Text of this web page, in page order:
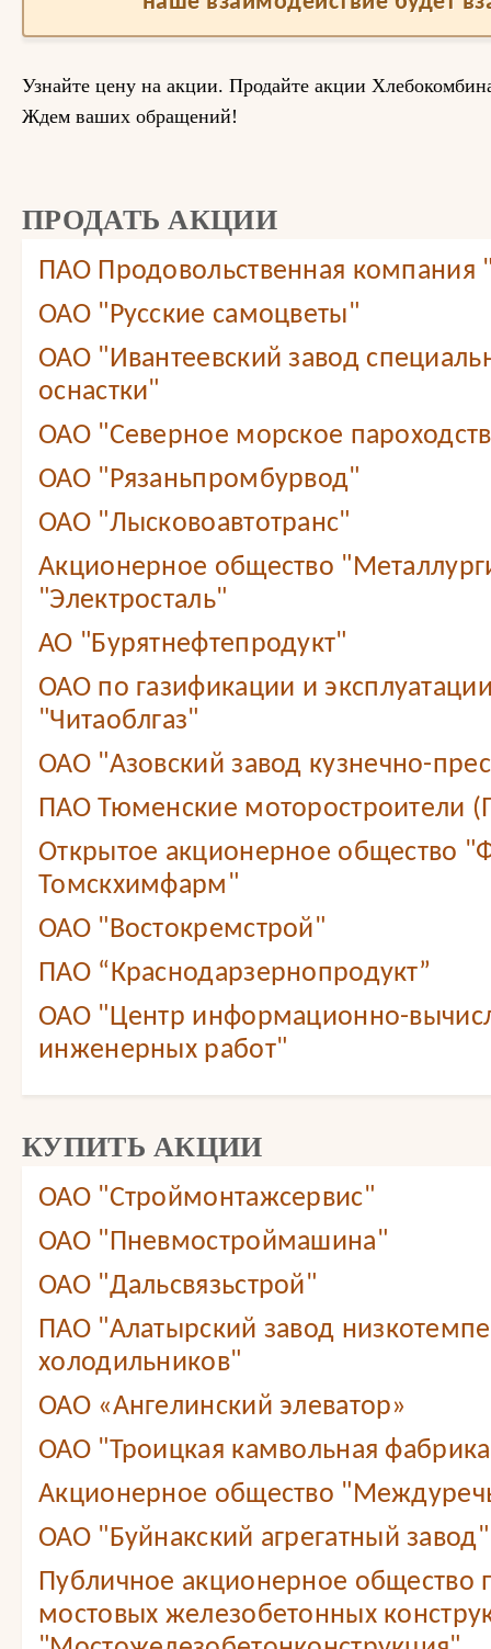
Узнайте цену на акции. Продайте акции
Ждем ваших обращений!
ПРОДАТЬ АКЦИИ
ПАО Продовольственная
ОАО "Русские самоцветы"
ОАО "Ивантеевский завод
оснастки"
ОАО "Северное морское
ОАО "Рязаньпромбурвод"
ОАО "Лысковоавтотранс"
Акционерное общество
"Электросталь"
АО "Бурятнефтепродукт"
ОАО по газификации и эксплуатации
"Читаоблгаз"
ОАО "Азовский завод кузнечно-
ПАО Тюменские моторостроители
Открытое акционерное общество
Томскхимфарм"
ОАО "Востокремстрой"
ПАО “Краснодарзернопродукт”
ОАО "Центр информационно-
инженерных работ"
КУПИТЬ АКЦИИ
ОАО "Строймонтажсервис"
ОАО "Пневмостроймашина"
ОАО "Дальсвязьстрой"
ПАО "Алатырский завод
холодильников"
ОАО «Ангелинский элеватор»
ОАО "Троицкая камвольная
Акционерное общество
ОАО "Буйнакский агрегатный завод"
Публичное акционерное общество
мостовых железобетонных